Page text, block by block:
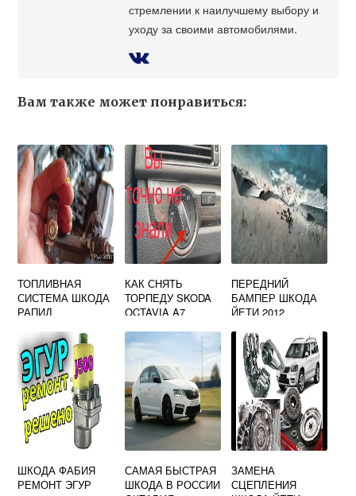
стремлении к наилучшему выбору и
уходу за своими автомобилями.
Вам также может понравиться:
ТОПЛИВНАЯ
СИСТЕМА ШКОДА
РАПИД
КАК СНЯТЬ
ТОРПЕДУ SKODA
OCTAVIA A7
ПЕРЕДНИЙ
БАМПЕР ШКОДА
ЙЕТИ 2012
ШКОДА ФАБИЯ
РЕМОНТ ЭГУР
САМАЯ БЫСТРАЯ
ШКОДА В РОССИИ
ЗАМЕНА
СЦЕПЛЕНИЯ